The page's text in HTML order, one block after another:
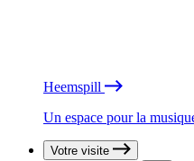
Heemspill
Un espace pour la
Votre visite